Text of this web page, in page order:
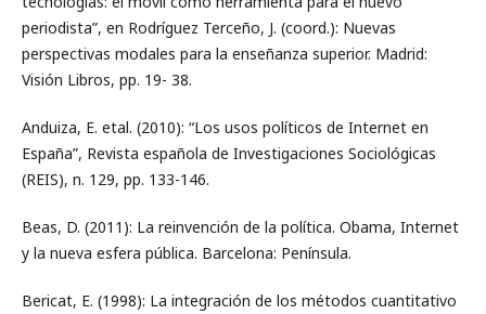
periodista”, en Rodríguez Terceño, J. (coord.): Nuevas
perspectivas modales para la enseñanza superior. Madrid:
Visión Libros, pp. 19- 38.
Anduiza, E. etal. (2010): “Los usos políticos de Internet en
España”, Revista española de Investigaciones Sociológicas
(REIS), n. 129, pp. 133-146.
Beas, D. (2011): La reinvención de la política. Obama, Internet
y la nueva esfera pública. Barcelona: Península.
Bericat, E. (1998): La integración de los métodos cuantitativo